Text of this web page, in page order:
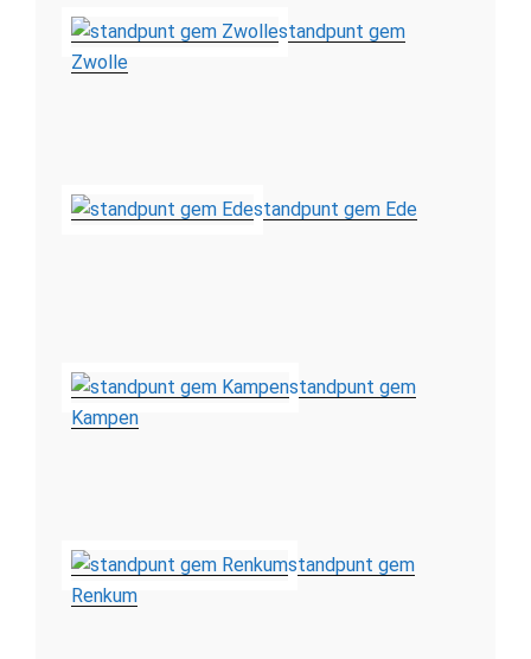
standpunt gem
Zwolle
standpunt gem Ede
standpunt gem
Kampen
standpunt gem
Renkum